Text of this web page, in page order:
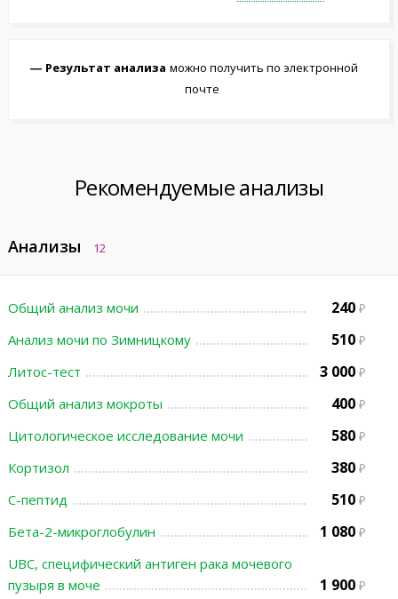
Результат анализа можно получить по электронной
почте
Рекомендуемые анализы
Анализы 12
Общий анализ мочи 240
Анализ мочи по Зимницкому 510
Литос-тест 3 000
Общий анализ мокроты 400
Цитологическое исследование мочи 580
Кортизол 380
С-пептид 510
Бета-2-микроглобулин 1 080
UBC, специфический антиген рака мочевого
пузыря в моче
1 900